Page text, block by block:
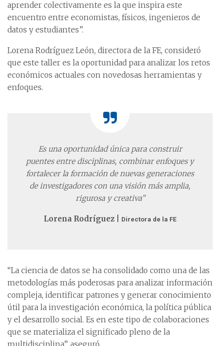
aprender colectivamente es la que inspira este
encuentro entre economistas, físicos, ingenieros de
datos y estudiantes”.
Lorena Rodríguez León, directora de la FE, consideró
que este taller es la oportunidad para analizar los retos
económicos actuales con novedosas herramientas y
enfoques.
Es una oportunidad única para construir
puentes entre disciplinas, combinar enfoques y
fortalecer la formación de nuevas generaciones
de investigadores con una visión más amplia,
rigurosa y creativa”
Lorena Rodríguez | Directora de la FE
“La ciencia de datos se ha consolidado como una de las
metodologías más poderosas para analizar información
compleja, identificar patrones y generar conocimiento
útil para la investigación económica, la política pública
y el desarrollo social. Es en este tipo de colaboraciones
que se materializa el significado pleno de la